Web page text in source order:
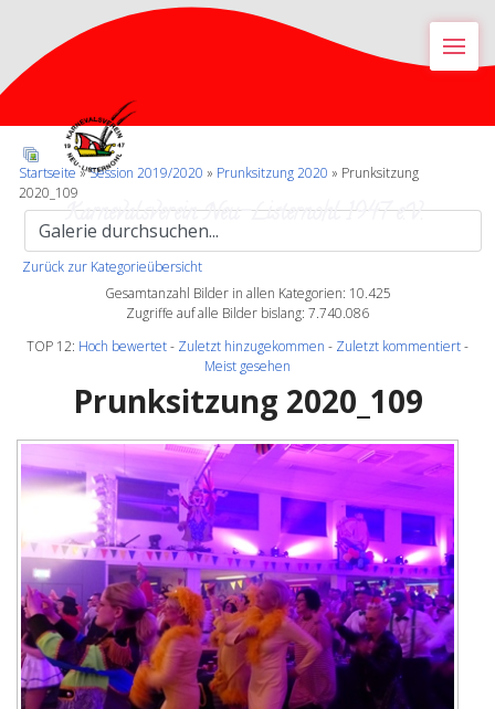
Karnevalsverein Neu-Listernohl 1947 e.V.
Startseite»Session 2019/2020 » Prunksitzung 2020 » Prunksitzung
2020_109
Zurück zur Kategorieübersicht
Gesamtanzahl Bilder in allen Kategorien: 10.425
Zugriffe auf alle Bilder bislang: 7.740.086
TOP 12: Hoch bewertet- Zuletzt hinzugekommen - Zuletzt kommentiert-
Meist gesehen
Prunksitzung 2020_109